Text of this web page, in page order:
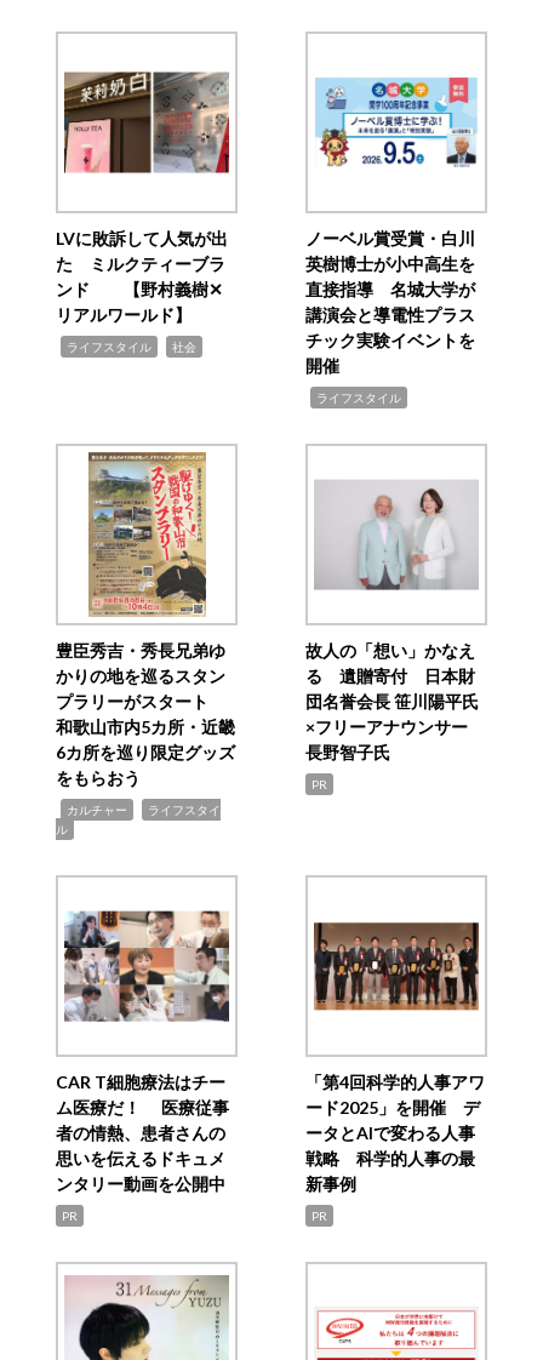
LVに敗訴して人気が出
た ミルクティーブラ
ンド 【野村義樹✕
リアルワールド】
ライフスタイル 社会
ノーベル賞受賞・白川
英樹博士が小中高生を
直接指導 名城大学が
講演会と導電性プラス
チック実験イベントを
開催
ライフスタイル
豊臣秀吉・秀長兄弟ゆ
かりの地を巡るスタン
プラリーがスタート
和歌山市内5カ所・近畿
6カ所を巡り限定グッズ
をもらおう
カルチャー
ライフスタイ
ル
故人の「想い」かなえ
る 遺贈寄付 日本財
団名誉会長 笹川陽平氏
×フリーアナウンサー
長野智子氏
PR
CAR T細胞療法はチー
ム医療だ！ 医療従事
者の情熱、患者さんの
思いを伝えるドキュメ
ンタリー動画を公開中
PR
「第4回科学的人事アワ
ード2025」を開催 デ
ータとAIで変わる人事
戦略 科学的人事の最
新事例
PR